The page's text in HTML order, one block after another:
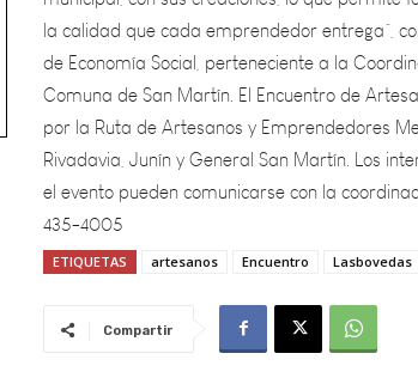
Comuna de San Martín. El Encuentro de
por la Ruta de Artesanos y Emprendedores
Rivadavia, Junín y General San Martín. Los
el evento pueden comunicarse con la
435-4005
ETIQUETAS artesanos Encuentro Lasbovedas
Compartir